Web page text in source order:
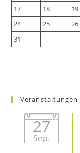
17
18 19
24
25 26
31
Veranstaltungen
27
Sep.